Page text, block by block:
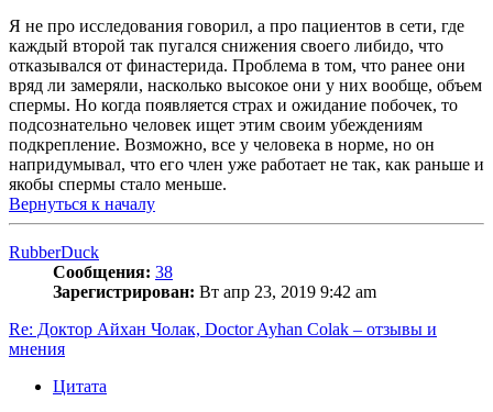
Я не про исследования говорил, а про пациентов в сети, где
каждый второй так пугался снижения своего либидо, что
отказывался от финастерида. Проблема в том, что ранее они
вряд ли замеряли, насколько высокое они у них вообще, объем
спермы. Но когда появляется страх и ожидание побочек, то
подсознательно человек ищет этим своим убеждениям
подкрепление. Возможно, все у человека в норме, но он
напридумывал, что его член уже работает не так, как раньше и
якобы спермы стало меньше.
Вернуться к началу
RubberDuck
Сообщения: 38
Зарегистрирован: Вт апр 23, 2019 9:42 am
Re: Доктор Айхан Чолак, Doctor Ayhan Colak – отзывы и
мнения
Цитата